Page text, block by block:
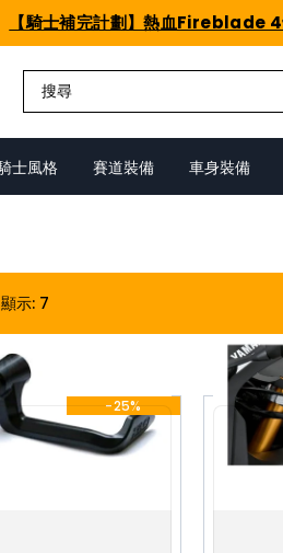
【騎士補完計劃】熱血Fireblade
士風格 賽道裝備 車身裝備
示: 7
-25%